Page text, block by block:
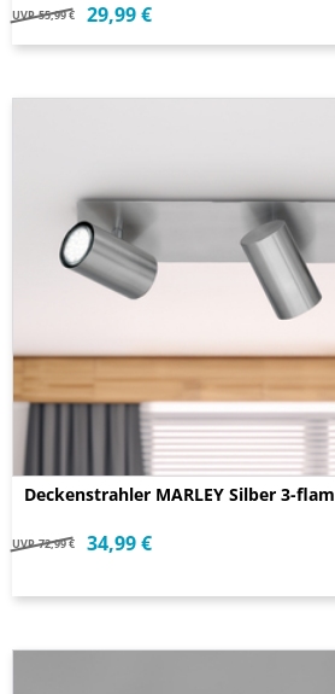
UVP 55,99 € 29,99 €
Deckenstrahler MARLEY Silber 3-
UVP 72,99 € 34,99 €